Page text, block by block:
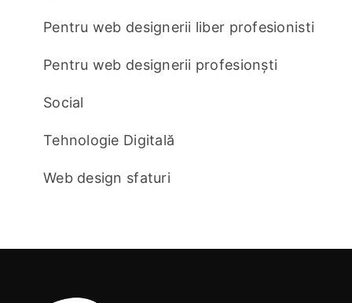
Pentru web designerii liber profesionisti
Pentru web designerii profesionști
Social
Tehnologie Digitală
Web design sfaturi